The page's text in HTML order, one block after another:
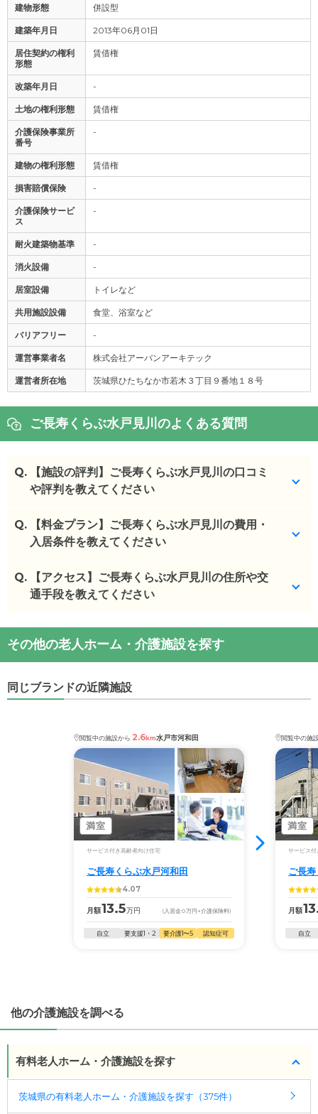
建物形態 併設型
建築年月日 2013年06月01日
居住契約の権利
形態
賃借権
改築年月日 -
土地の権利形態 賃借権
介護保険事業所
番号
-
建物の権利形態 賃借権
損害賠償保険 -
介護保険サービ
ス
-
耐火建築物基準 -
消火設備 -
居室設備 トイレなど
共用施設設備 食堂、浴室など
バリアフリー -
運営事業者名 株式会社アーバンアーキテック
運営者所在地 茨城県ひたちなか市若木３丁目９番地１８号
ご長寿くらぶ水戸見川のよくある質問
Q.
【施設の評判】ご長寿くらぶ水戸見川の口コミ
や評判を教えてください
ご長寿くらぶ水戸見川を見学した方の口コミを確認
できます。
ご長寿くらぶ水戸見川の 口コミ
・見学に伺った際の第一印象でだいたい判断でき
る。現場で働いてい...
潔感が感じられた...
ご長寿くらぶ水戸見川
を見ることができます。
◎ケアスル 介護の3つの特徴
・経験豊富な入居相談員が完全無料で施設探しをサ
0120-579-721（無料）
受付時間：10：00～19：00
・全国10000件の介護施設情報を掲載
幅広い選択肢の中から、条件にあった施設を選ぶ
ことができます。
・こだわりの条件や医療体制から施設を探せる
たとえば「カラオケ」「麻雀」が楽しめる施設、
「夫婦入居可」の施設、「看取り可」の施設など、
Q.
【料金プラン】ご長寿くらぶ水戸見川の費用・
入居条件を教えてください
ご長寿くらぶ水戸見川の入居金・月額料金は次のと
おりです。
・月額費用が13.8〜14.1万円
・要介護度：要介護1、要介護2、要介護3、要介護
ケアスル 介護では詳細な 料金プラン をご確認頂けま
す。詳しくは
こちら。
◎ケアスル 介護の3つの特徴
・経験豊富な入居相談員が完全無料で施設探しをサ
受付時間：10：00～19：00
・全国10000件の介護施設情報を掲載
幅広い選択肢の中から、条件にあった施設を選ぶ
ことができます。
医療・看護体制から施設を探すこともできます。
Q.
【アクセス】ご長寿くらぶ水戸見川の住所や交
通手段を教えてください
ご長寿くらぶ水戸見川の交通アクセス
・住所：茨城県水戸市見川町2131-2165
・最寄り駅：赤塚駅2.6km偕楽園駅3.3km
ご長寿くらぶ水戸見川
その他の老人ホーム・介護施設を探す
同じブランドの近隣施設
閲覧中の施設から 2.6km水戸市河和田
満室
サービス付き高齢者向け住宅
ご長寿くらぶ水戸河和田
4.07
月額13.5万円 (入居金0万円 +介護保険料)
自立 要支援1・2 要介護1〜5 認知症可
閲覧中の施
満室
サービス付
ご長
月額
自立
他の介護施設を調べる
有料老人ホーム・介護施設を探す
茨城県の有料老人ホーム・介護施設を探す（375件）